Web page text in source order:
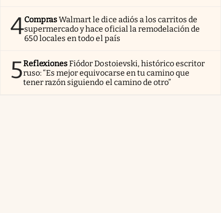
4ComprasWalmart le dice adiós a los carritos de
supermercado y hace oficial la remodelación de
650 locales en todo el país
5ReflexionesFiódor Dostoievski, histórico escritor
ruso: “Es mejor equivocarse en tu camino que
tener razón siguiendo el camino de otro”